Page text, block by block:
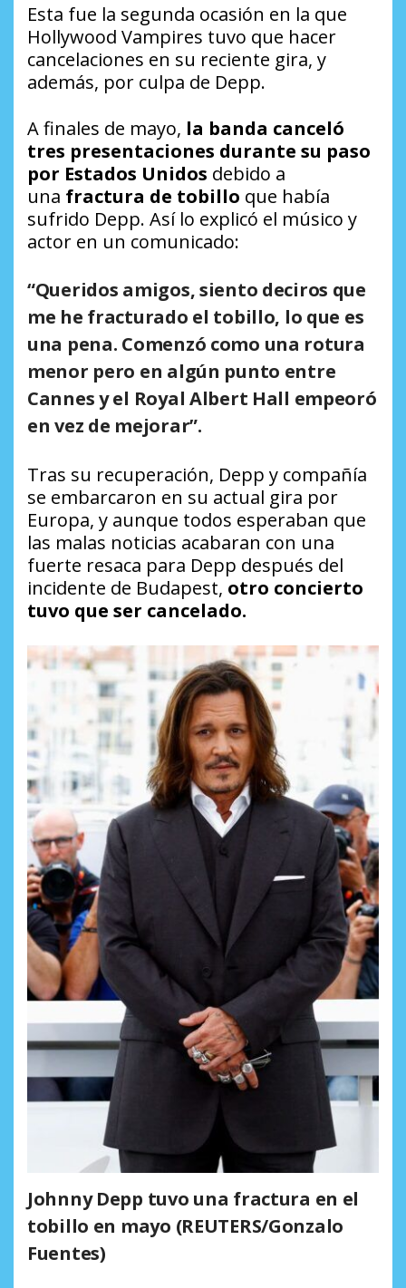
Esta fue la segunda ocasión en la que
Hollywood Vampires tuvo que hacer
cancelaciones en su reciente gira, y
además, por culpa de Depp.
A finales de mayo, la banda canceló
tres presentaciones durante su paso
por Estados Unidos debido a
una fractura de tobillo que había
sufrido Depp. Así lo explicó el músico y
actor en un comunicado:
“Queridos amigos, siento deciros que
me he fracturado el tobillo, lo que es
una pena. Comenzó como una rotura
menor pero en algún punto entre
Cannes y el Royal Albert Hall empeoró
en vez de mejorar”.
Tras su recuperación, Depp y compañía
se embarcaron en su actual gira por
Europa, y aunque todos esperaban que
las malas noticias acabaran con una
fuerte resaca para Depp después del
incidente de Budapest, otro concierto
tuvo que ser cancelado.
Johnny Depp tuvo una fractura en el
tobillo en mayo (REUTERS/Gonzalo
Fuentes)